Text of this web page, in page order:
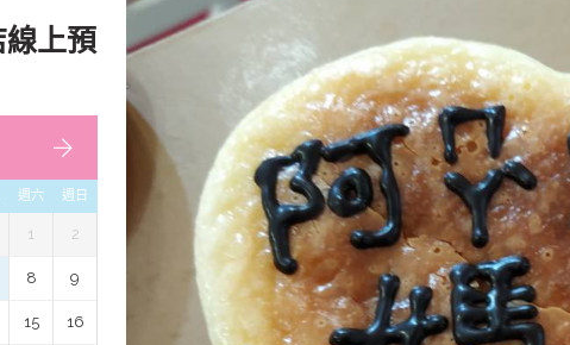
上預
週六 週日
1 2
8 9
15 16